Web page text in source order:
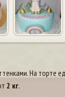
На торте
2 кг.